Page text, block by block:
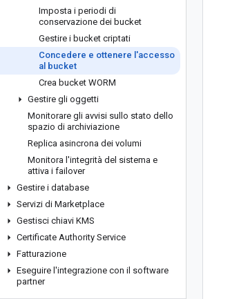
Imposta i periodi di
conservazione dei bucket
Gestire i bucket criptati
Concedere e ottenere l'accesso
al bucket
Crea bucket WORM
Gestire gli oggetti
Monitorare gli avvisi sullo stato dello
spazio di archiviazione
Replica asincrona dei volumi
Monitora l'integrità del sistema e
attiva i failover
Gestire i database
Servizi di Marketplace
Gestisci chiavi KMS
Certificate Authority Service
Fatturazione
Eseguire l'integrazione con il software
partner